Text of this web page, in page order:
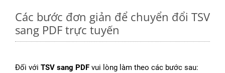
Các bước đơn giản để chuyển đổi TSV
sang PDF trực tuyến
Đối với TSV sang PDF vui lòng làm theo các bước sau: